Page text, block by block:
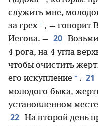
служить мне,
за грех + , — говорит
Иегова. — 20
4 рога, на 4 угла
чтобы очистить
его искупление + . 21
молодого быка,
установленном
22 На второй день